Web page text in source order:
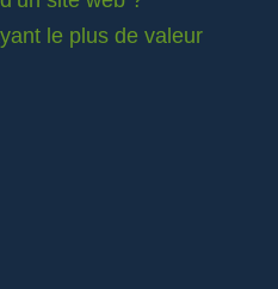
le plus de valeur